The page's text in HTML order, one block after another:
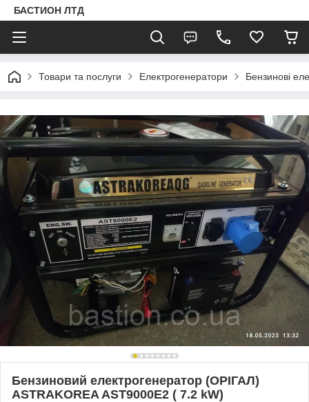
БАСТИОН ЛТД
Товари та послуги Електрогенератори Бензинові
Бензиновий електрогенератор (ОРІГАЛ)
ASTRAKOREA AST9000E2 ( 7.2 kW)